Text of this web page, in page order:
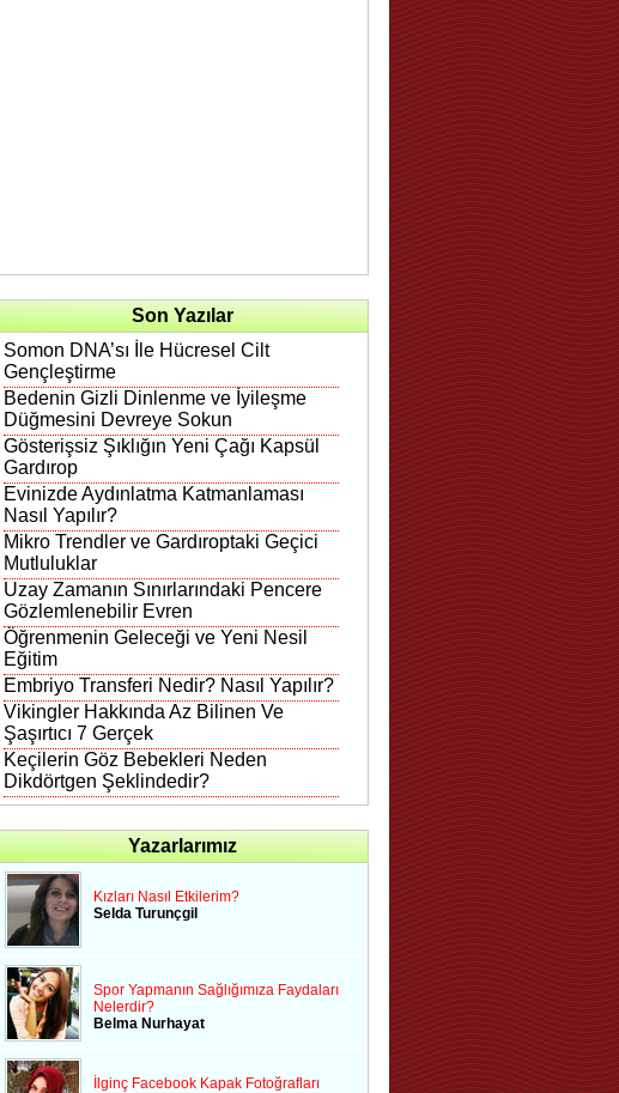
Son Yazılar
Somon DNA’sı İle Hücresel Cilt
Gençleştirme
Bedenin Gizli Dinlenme ve İyileşme
Düğmesini Devreye Sokun
Gösterişsiz Şıklığın Yeni Çağı Kapsül
Gardırop
Evinizde Aydınlatma Katmanlaması
Nasıl Yapılır?
Mikro Trendler ve Gardıroptaki Geçici
Mutluluklar
Uzay Zamanın Sınırlarındaki Pencere
Gözlemlenebilir Evren
Öğrenmenin Geleceği ve Yeni Nesil
Eğitim
Embriyo Transferi Nedir? Nasıl Yapılır?
Vikingler Hakkında Az Bilinen Ve
Şaşırtıcı 7 Gerçek
Keçilerin Göz Bebekleri Neden
Dikdörtgen Şeklindedir?
Yazarlarımız
Kızları Nasıl Etkilerim?
Selda Turunçgil
Spor Yapmanın Sağlığımıza Faydaları
Nelerdir?
Belma Nurhayat
İlginç Facebook Kapak Fotoğrafları